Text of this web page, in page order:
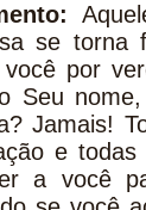
se torna
você por
Seu
Jamais!
e
a você